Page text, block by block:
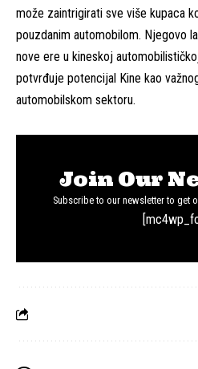
može zaintrigirati sve više kupaca
pouzdanim automobilom. Njegovo
nove ere u kineskoj
potvrđuje potencijal Kine kao
automobilskom sektoru.
Join Our
Subscribe to our newsletter to get